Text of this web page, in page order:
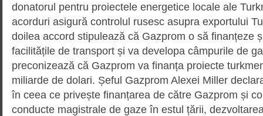
donatorul pentru proiectele energetice locale ale
acorduri asigură controlul rusesc asupra exportului
doilea accord stipulează că Gazprom o să finanțeze
facilitățile de transport și va developa câmpurile de
preconizează că Gazprom va finanța proiecte
miliarde de dolari. Șeful Gazprom Alexei Miller
în ceea ce privește finanțarea de către Gazprom și
conducte magistrale de gaze în estul țării,